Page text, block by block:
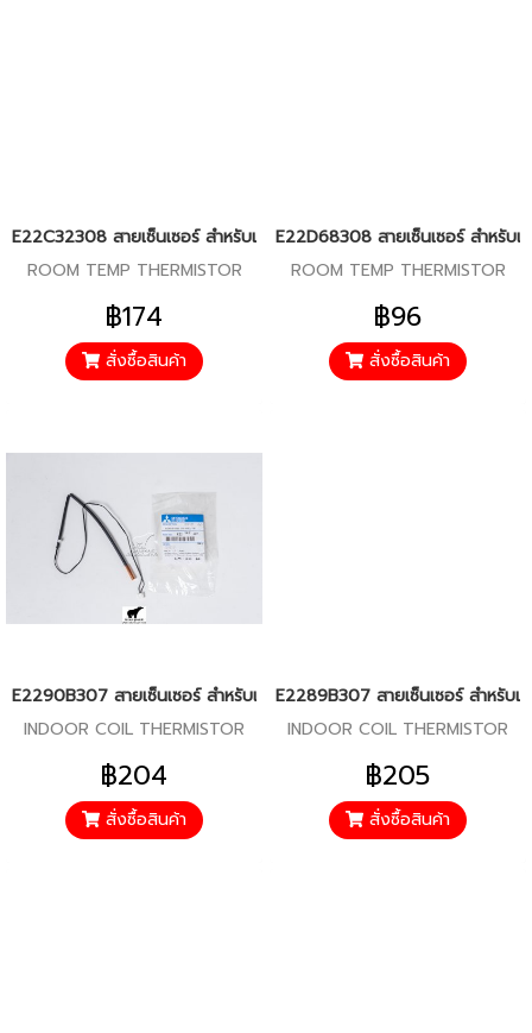
E22C32308 สายเซ็นเซอร์ สำหรับแอร์มิตซู รุ่น MS-SGF,SGH,GJ,GN18,24
ROOM TEMP THERMISTOR
฿174
สั่งซื้อสินค้า
E22D68308 สายเซ็นเซอร์ สำหรับแ
ROOM TEMP THERMISTOR
฿96
สั่งซื้อสินค้า
E2290B307 สายเซ็นเซอร์ สำหรับแอร์มิตซู รุ่น MS-GJ09,MS-GJ13,MS-
INDOOR COIL THERMISTOR
฿204
สั่งซื้อสินค้า
E2289B307 สายเซ็นเซอร์ สำหรับแ
INDOOR COIL THERMISTOR
฿205
สั่งซื้อสินค้า